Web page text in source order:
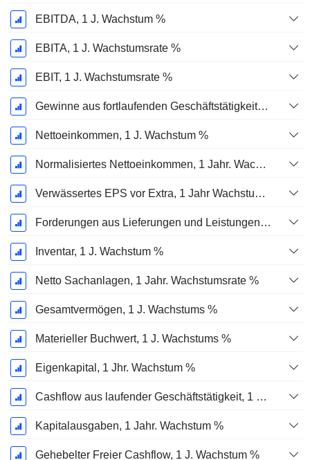
EBITDA, 1 J. Wachstum %
EBITA, 1 J. Wachstumsrate %
EBIT, 1 J. Wachstumsrate %
Gewinne aus fortlaufenden Geschäftstätigkeiten, 1 Jahr Wachstumsrate %
Nettoeinkommen, 1 J. Wachstum %
Normalisiertes Nettoeinkommen, 1 Jahr. Wachstums %
Verwässertes EPS vor Extra, 1 Jahr Wachstumsrate %
Forderungen aus Lieferungen und Leistungen, 1 Jahr Wachstum %
Inventar, 1 J. Wachstum %
Netto Sachanlagen, 1 Jahr. Wachstumsrate %
Gesamtvermögen, 1 J. Wachstums %
Materieller Buchwert, 1 J. Wachstums %
Eigenkapital, 1 Jhr. Wachstum %
Cashflow aus laufender Geschäftstätigkeit, 1 Jähriges Wachstum in %
Kapitalausgaben, 1 Jahr. Wachstum %
Gehebelter Freier Cashflow, 1 J. Wachstum %